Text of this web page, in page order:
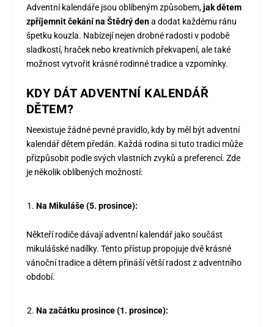
Adventní kalendáře jsou oblíbeným způsobem,jak dětem
zpříjemnit čekání na Štědrý dena dodat každému ránu
špetku kouzla. Nabízejí nejen drobné radosti v podobě
sladkostí, hraček nebo kreativních překvapení, ale také
možnost vytvořit krásné rodinné tradice a vzpomínky.
KDY DÁT ADVENTNÍ KALENDÁŘ
DĚTEM?
Neexistuje žádné pevné pravidlo, kdy by měl být adventní
kalendář dětem předán. Každá rodina si tuto tradici může
přizpůsobit podle svých vlastních zvyků a preferencí. Zde
je několik oblíbených možností:
Na Mikuláše (5. prosince):
Někteří rodiče dávají adventní kalendář jako součást
mikulášské nadílky. Tento přístup propojuje dvě krásné
vánoční tradice a dětem přináší větší radost z adventního
období.
Na začátku prosince (1. prosince):